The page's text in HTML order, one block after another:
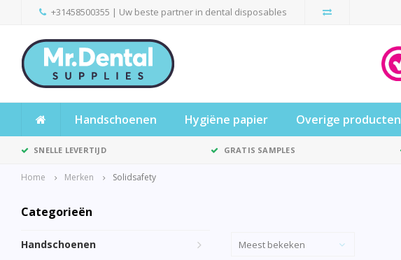
+31458500355 | Uw beste partner in dental disposables
Handschoenen Hygiëne papier Overige producten
SNELLE LEVERTIJD GRATIS SAMPLES
Home Merken Solidsafety
Categorieën
Handschoenen Meest bekeken